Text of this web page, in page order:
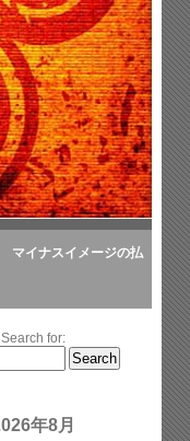
マイナスイメージの払
Search for:
年8月